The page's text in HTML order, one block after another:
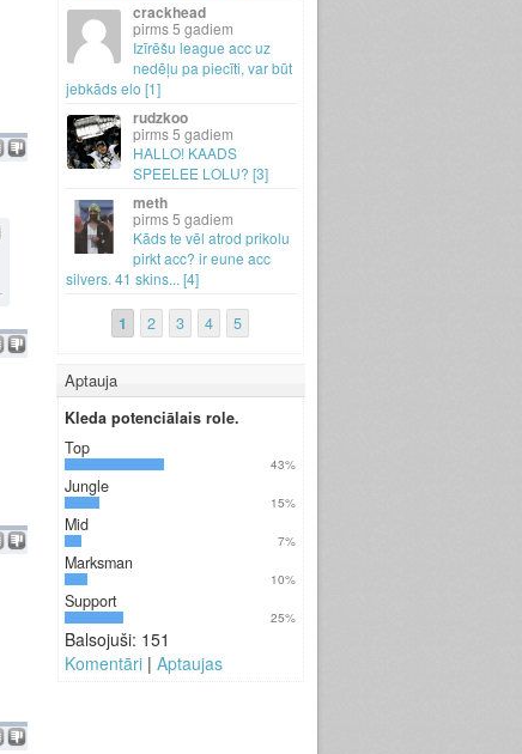
crackhead
5 gadiem
Izīrēšu league acc uz
nedēļu pa piecīti, var būt
jebkāds elo [1]
rudzkoo
5 gadiem
HALLO! KAADS
SPEELEE LOLU? [3]
meth
5 gadiem
Kāds te vēl atrod prikolu
pirkt acc? ir eune acc
silvers. 41 skins... [4]
1 2 3 4 5
Aptauja
Kleda potenciālais role.
Top
43%
Jungle
15%
Mid
7%
Marksman
10%
Support
25%
Balsojuši: 151
Komentāri | Aptaujas